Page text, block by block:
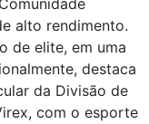
alto rendimento.
de elite, em uma
destaca
da Divisão de
com o esporte